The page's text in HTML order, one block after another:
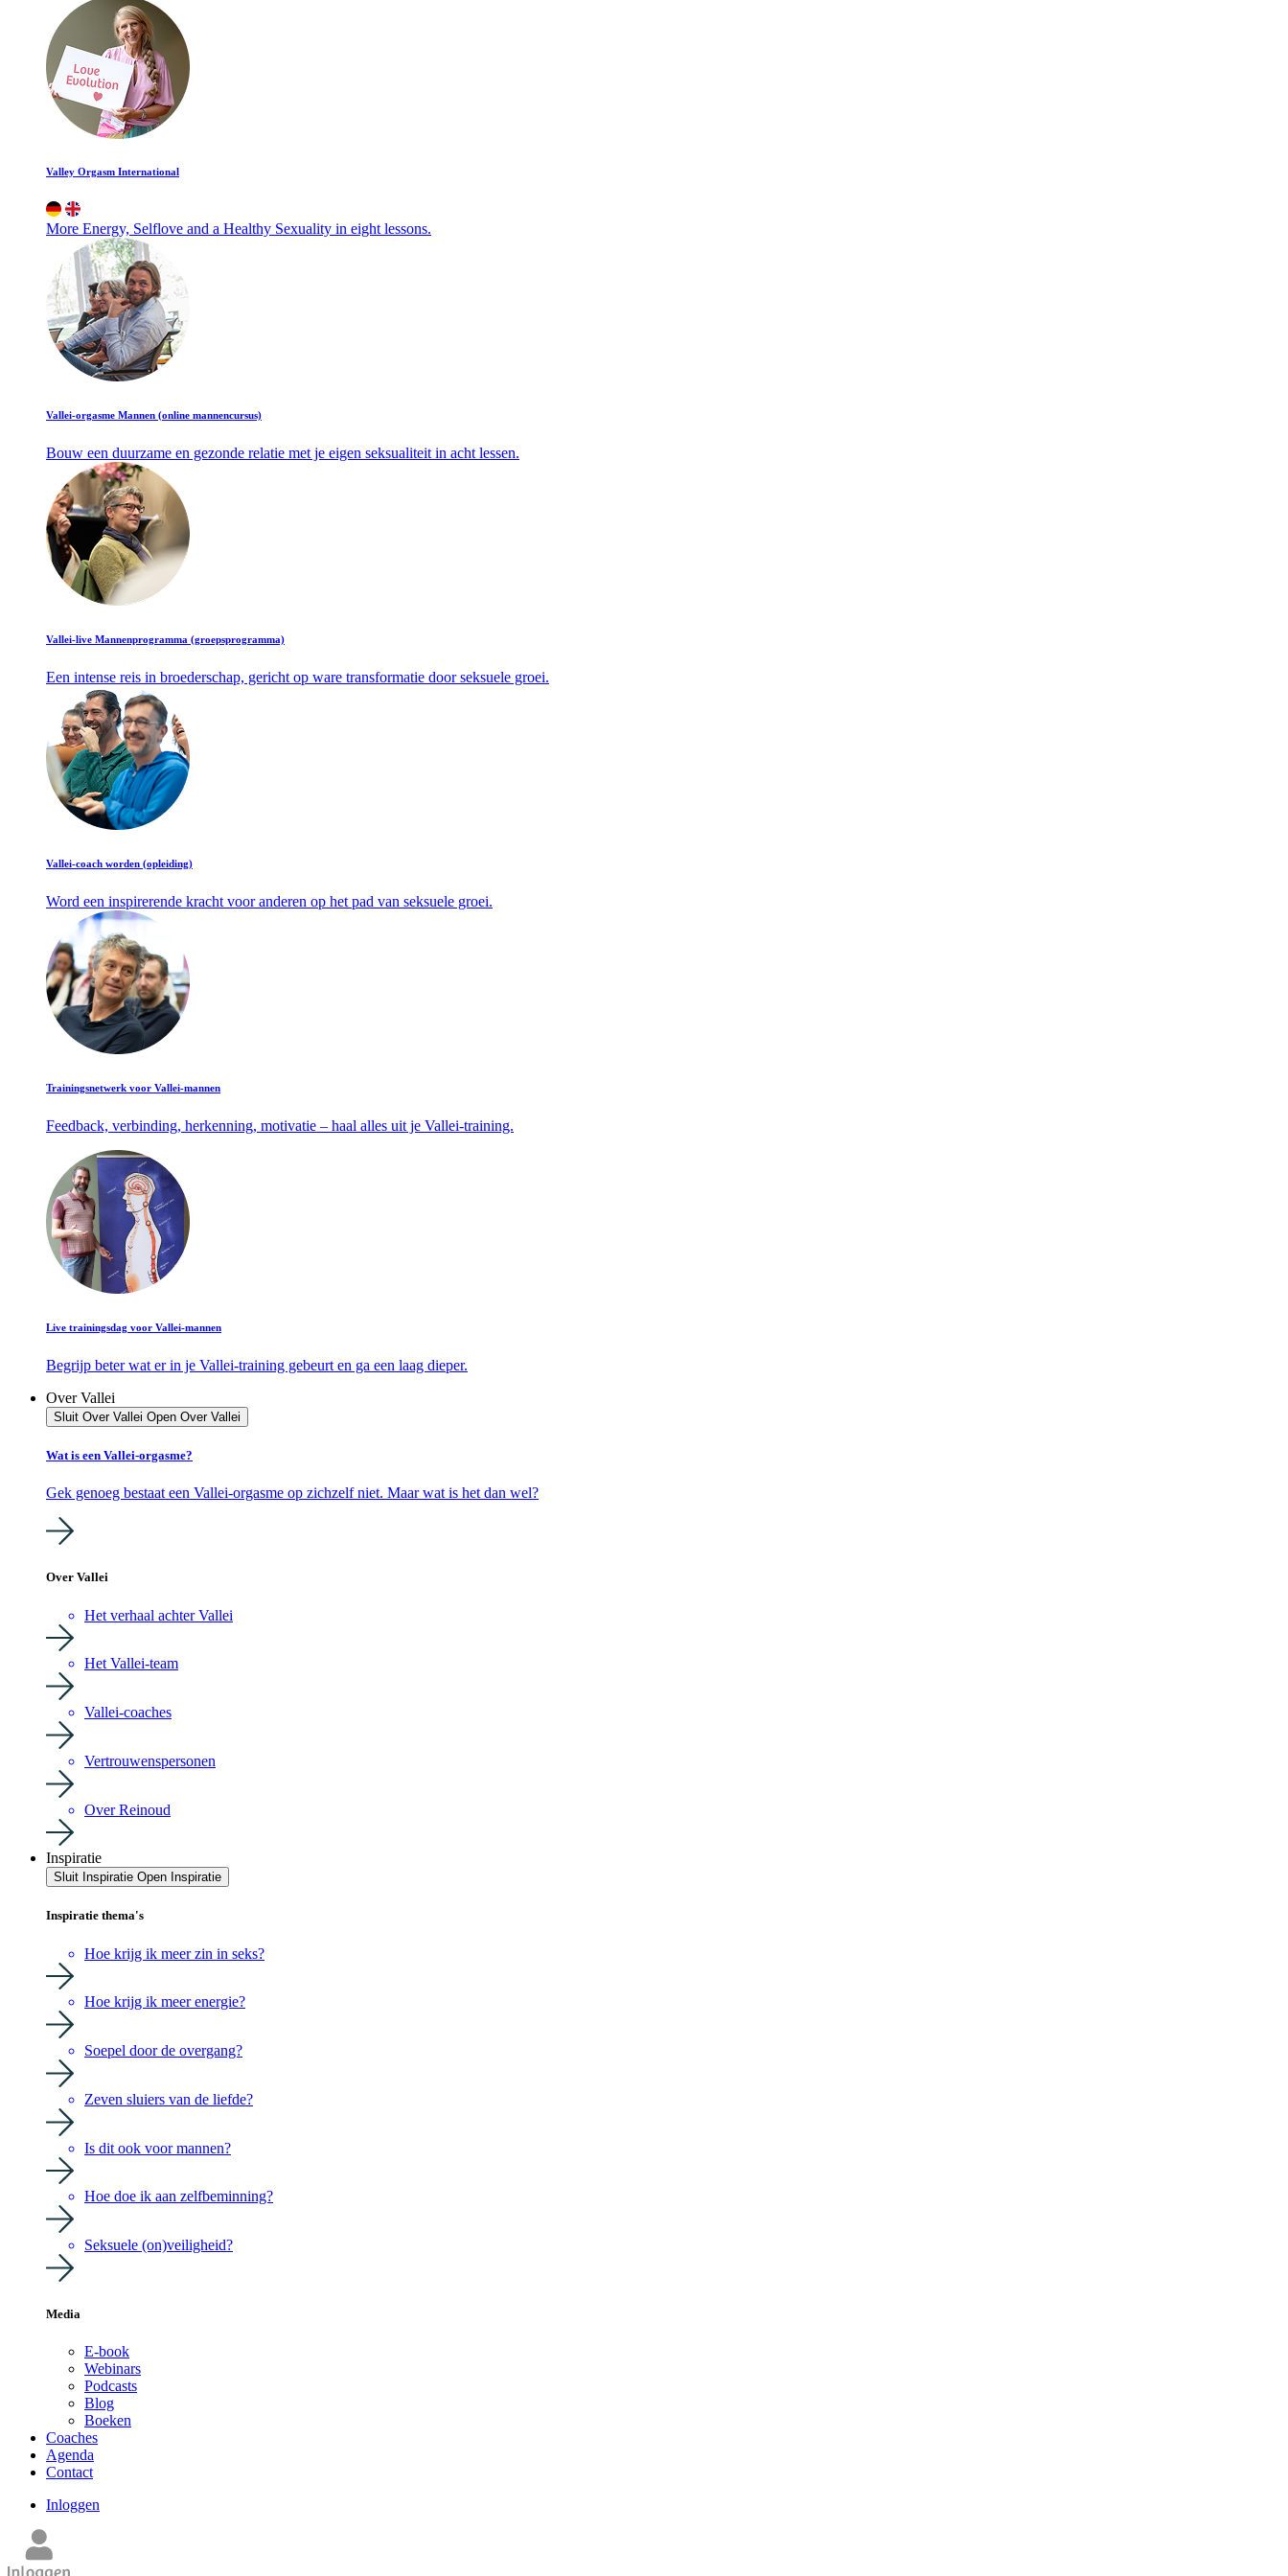
Valley Orgasm International
More Energy, Selflove and a Healthy Sexuality in eight lessons.
Vallei-orgasme Mannen (online mannencursus)
Bouw een duurzame en gezonde relatie met je eigen seksualiteit in acht lessen.
Vallei-live Mannenprogramma (groepsprogramma)
Een intense reis in broederschap, gericht op ware transformatie door seksuele groei.
Vallei-coach worden (opleiding)
Word een inspirerende kracht voor anderen op het pad van seksuele groei.
Trainingsnetwerk voor Vallei-mannen
Feedback, verbinding, herkenning, motivatie – haal alles uit je Vallei-training.
Live trainingsdag voor Vallei-mannen
Begrijp beter wat er in je Vallei-training gebeurt en ga een laag dieper.
Over Vallei
Sluit Over Vallei Open Over Vallei
Wat is een Vallei-orgasme?
Gek genoeg bestaat een Vallei-orgasme op zichzelf niet. Maar wat is het dan wel?
Over Vallei
Het verhaal achter Vallei
Het Vallei-team
Vallei-coaches
Vertrouwenspersonen
Over Reinoud
Inspiratie
Sluit Inspiratie Open Inspiratie
Inspiratie thema's
Hoe krijg ik meer zin in seks?
Hoe krijg ik meer energie?
Soepel door de overgang?
Zeven sluiers van de liefde?
Is dit ook voor mannen?
Hoe doe ik aan zelfbeminning?
Seksuele (on)veiligheid?
Media
E-book
Webinars
Podcasts
Blog
Boeken
Coaches
Agenda
Contact
Inloggen